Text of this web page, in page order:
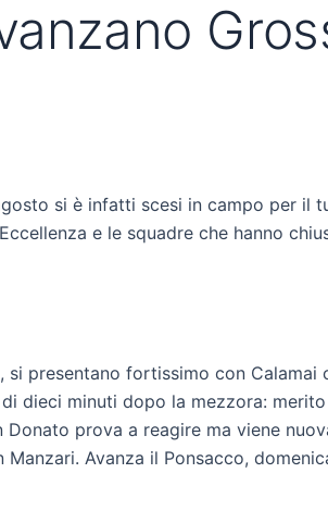
si è infatti scesi in campo per il
e le squadre che hanno
presentano fortissimo con
dieci minuti dopo la mezzora:
prova a reagire ma viene
Avanza il Ponsacco,